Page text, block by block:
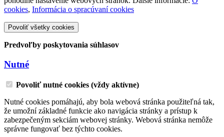
cookies, Informácia o spracúvaní cookies
Povoliť všetky cookies
Predvoľby poskytovania súhlasov
Nutné
Povoliť nutné cookies (vždy aktívne)
Nutné cookies pomáhajú, aby bola webová stránka použiteľná tak,
že umožní základné funkcie ako navigácia stránky a prístup k
zabezpečeným sekciám webovej stránky. Webová stránka nemôže
správne fungovať bez týchto cookies.